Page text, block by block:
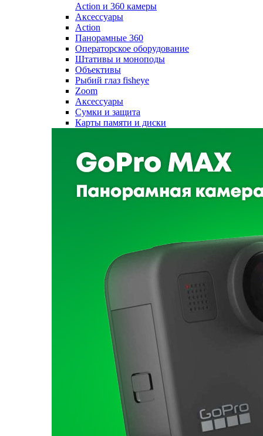
Action и 360 камеры
Аксессуары
Action
Панорамные 360
Операторское оборудование
Штативы и моноподы
Объективы
Рыбий глаз fisheye
Zoom
Аксессуары
Сумки и защита
Карты памяти и диски